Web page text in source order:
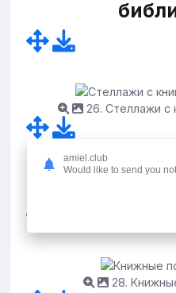
26. Стеллажи с
28.
amiel.club
Would like to send you